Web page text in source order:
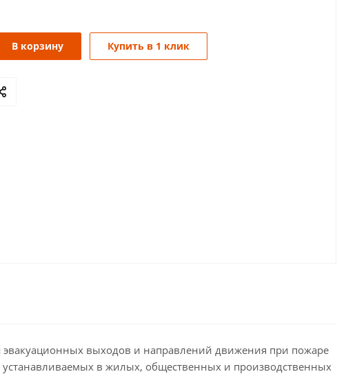
В корзину Купить в 1 клик
выходов и направлений движения при пожаре
в жилых, общественных и производственных